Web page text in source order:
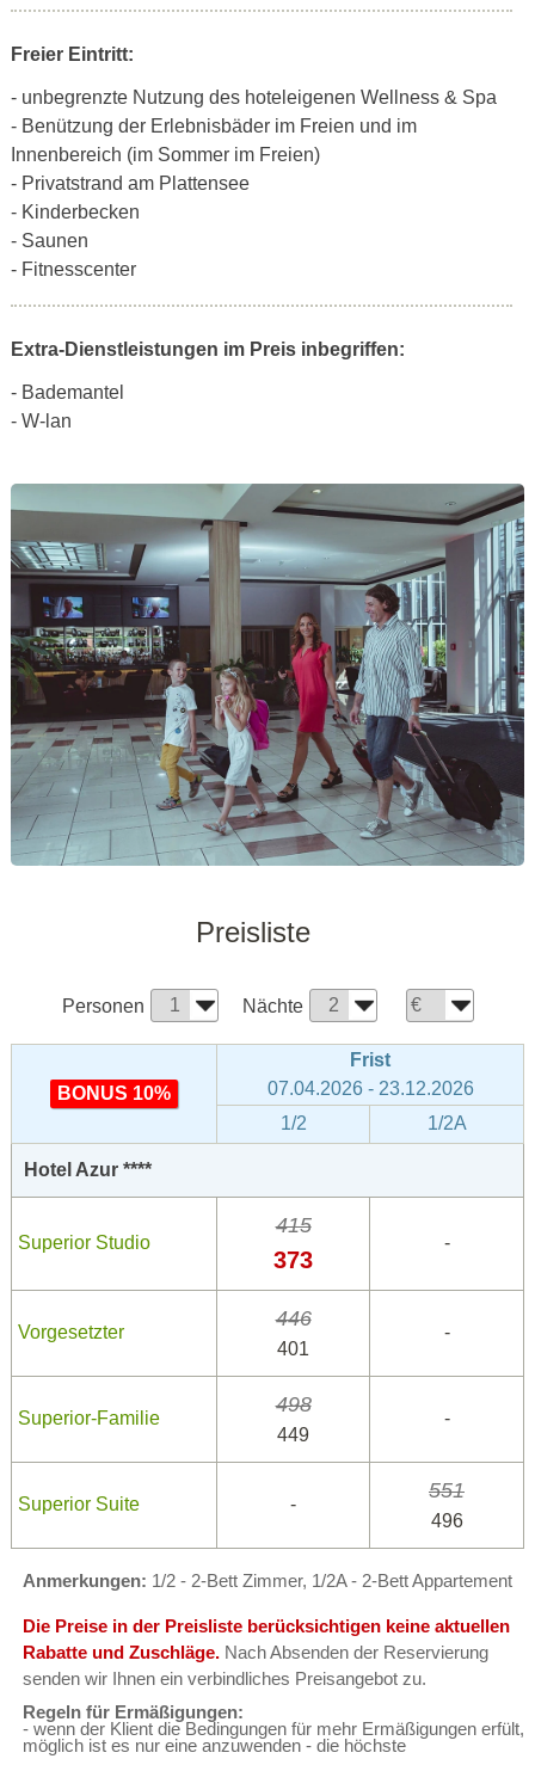
Freier Eintritt:
- unbegrenzte Nutzung des hoteleigenen Wellness & Spa
- Benützung der Erlebnisbäder im Freien und im
Innenbereich (im Sommer im Freien)
- Privatstrand am Plattensee
- Kinderbecken
- Saunen
- Fitnesscenter
Extra-Dienstleistungen im Preis inbegriffen:
- Bademantel
- W-lan
Preisliste
Personen Nächte
BONUS 10%
Frist
07.04.2026 - 23.12.2026
1/2
1/2A
Hotel Azur ****
Superior Studio
415
373
-
Vorgesetzter
446
401
-
Superior-Familie
498
449
-
Superior Suite -
551
496
Anmerkungen: 1/2 - 2-Bett Zimmer, 1/2A - 2-Bett Appartement
Die Preise in der Preisliste berücksichtigen keine aktuellen
Rabatte und Zuschläge. Nach Absenden der Reservierung
senden wir Ihnen ein verbindliches Preisangebot zu.
Regeln für Ermäßigungen:
- wenn der Klient die Bedingungen für mehr Ermäßigungen erfült,
möglich ist es nur eine anzuwenden - die höchste